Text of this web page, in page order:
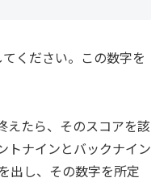
ください。この数字を
えたら、そのスコアを該
トナインとバックナイン
出し、その数字を所定